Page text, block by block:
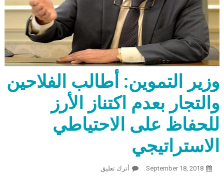
وزير التموين: أطالب الفلاحين
والتجار بعدم اكتناز الأرز
للحفاظ على الاحتياطي
الاستراتيجي
September 18, 2018 أترك تعليق